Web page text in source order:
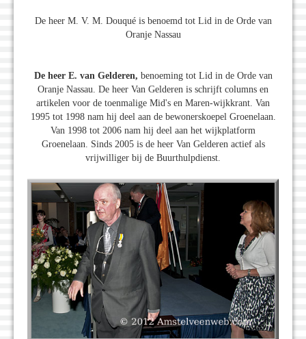
De heer M. V. M. Douqué is benoemd tot Lid in de Orde van
Oranje Nassau
De heer E. van Gelderen, benoeming tot Lid in de Orde van
Oranje Nassau. De heer Van Gelderen is schrijft columns en
artikelen voor de toenmalige Mid's en Maren-wijkkrant. Van
1995 tot 1998 nam hij deel aan de bewonerskoepel Groenelaan.
Van 1998 tot 2006 nam hij deel aan het wijkplatform
Groenelaan. Sinds 2005 is de heer Van Gelderen actief als
vrijwilliger bij de Buurthulpdienst.